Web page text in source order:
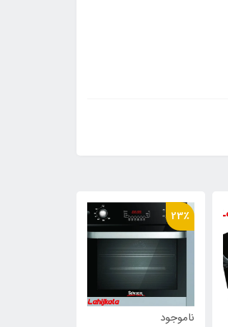
23٪
ناموجود